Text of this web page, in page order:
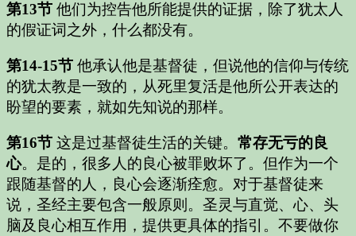
第13节 他们为控告他所能提供的证据，除了犹太人
的假证词之外，什么都没有。
第14-15节 他承认他是基督徒，但说他的信仰与传统
的犹太教是一致的，从死里复活是他所公开表达的
盼望的要素，就如先知说的那样。
第16节 这是过基督徒生活的关键。 常存无亏的良
心。是的，很多人的良心被罪败坏了。但作为一个
跟随基督的人，良心会逐渐痊愈。对于基督徒来
说，圣经主要包含一般原则。圣灵与直觉、心、头
脑及良心相互作用，提供更具体的指引。不要做你